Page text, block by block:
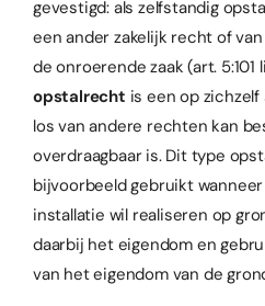
gevestigd: als zelfstandig
een ander zakelijk recht of
de onroerende zaak (art. 5:101
opstalrecht is een op
los van andere rechten kan
overdraagbaar is. Dit type
bijvoorbeeld gebruikt
installatie wil realiseren op
daarbij het eigendom en
van het eigendom van de